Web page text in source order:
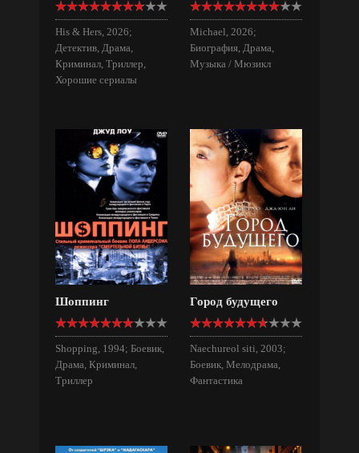
His & Hers, 2026;
Детектив, Драма,
Криминал, Триллер,
Хорошие сериалы
Michael, 2026;
Биография, Драма,
Музыка / Мюзикл
Шоппинг
Shopping, 1994; Боевик,
Драма, Криминал,
Триллер
Город будущего
Naechureol siti, 2003;
Боевик, Мелодрама,
Фантастика